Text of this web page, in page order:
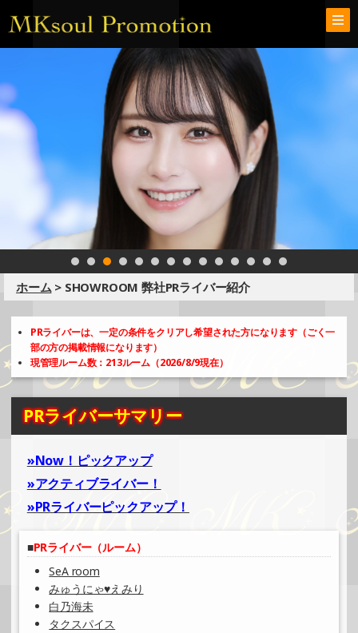
ホーム> SHOWROOM 弊社PRライバー紹介
PRライバーは、一定の条件をクリアし希望された方になります（ごく一
部の方の掲載情報になります）
現管理ルーム数：213ルーム（2026/8/9現在）
PRライバーサマリー
»Now！ピックアップ
»アクティブライバー！
»PRライバーピックアップ！
PRライバー（ルーム）
SeA room
みゅうにゃ♥えみり
白乃海未
タクスパイス